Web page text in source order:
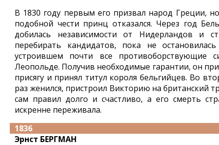
В 1830 году первым его призвал народ Греции,
подобной чести принц отказался. Через год
добилась независимости от Нидерландов и
перебирать кандидатов, пока не
устроившем почти все противоборствующие
Леопольде. Получив необходимые гарантии, он
присягу и принял титул короля бельгийцев. Во
раз женился, пристроил Викторию на британский
сам правил долго и счастливо, а его смерть
искренне переживала.
1836
Эрнст БЕРГМАН